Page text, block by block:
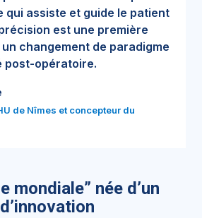
qui assiste et guide le patient
est une première
un changement de paradigme
post-opératoire.
de Nîmes et concepteur du
mondiale” née d’un